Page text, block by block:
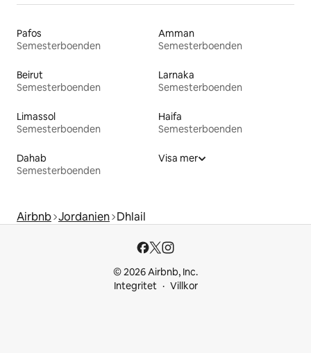
Pafos
Semesterboenden
Amman
Semesterboenden
Beirut
Semesterboenden
Larnaka
Semesterboenden
Limassol
Semesterboenden
Haifa
Semesterboenden
Dahab
Semesterboenden
Visa mer
Airbnb Jordanien Dhlail
© 2026 Airbnb, Inc.
Integritet
Villkor